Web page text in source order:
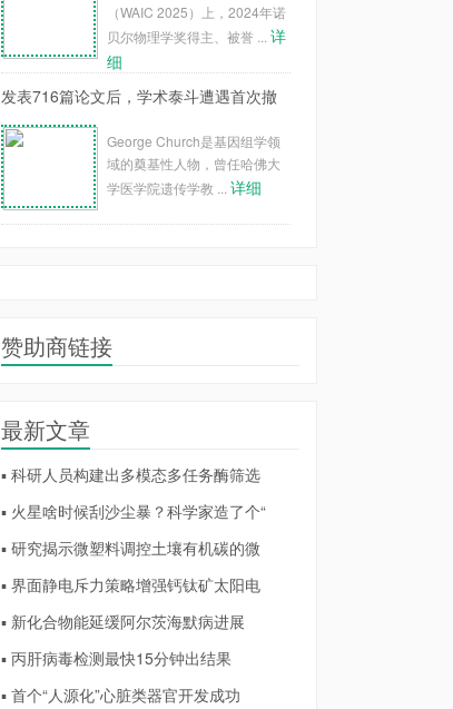
（WAIC 2025）上，2024年诺
贝尔物理学奖得主、被誉 ... 详
细
发表716篇论文后，学术泰斗遭遇首次撤
George Church是基因组学领
域的奠基性人物，曾任哈佛大
学医学院遗传学教 ... 详细
赞助商链接
最新文章
▪ 科研人员构建出多模态多任务酶筛选
▪ 火星啥时候刮沙尘暴？科学家造了个“
▪ 研究揭示微塑料调控土壤有机碳的微
▪ 界面静电斥力策略增强钙钛矿太阳电
▪ 新化合物能延缓阿尔茨海默病进展
▪ 丙肝病毒检测最快15分钟出结果
▪ 首个“人源化”心脏类器官开发成功